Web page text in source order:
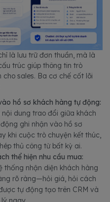
là lưu trữ đơn thuần, mà là
trúc giúp thông tin trò
sales. Ba cơ chế cốt lõi
hồ sơ khách hàng tự động:
nội dung trao đổi giữa khách
ghi nhận vào hồ sơ
khi cuộc trò chuyện kết thúc,
thủ công từ bất kỳ ai.
thể hiện nhu cầu mua:
thống nhận diện khách hàng
rõ ràng—hỏi giá, hỏi cách
tự động tạo trên CRM và